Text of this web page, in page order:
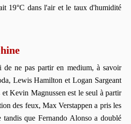
19°C dans l'air et le taux d'humidité
de ne pas partir en medium, à savoir
Lewis Hamilton et Logan Sargeant
Kevin Magnussen est le seul à partir
des feux, Max Verstappen a pris les
tandis que Fernando Alonso a doublé